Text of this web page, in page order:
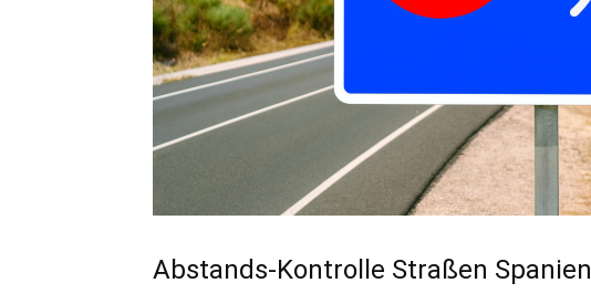
Abstands-Kontrolle Straßen Spanien